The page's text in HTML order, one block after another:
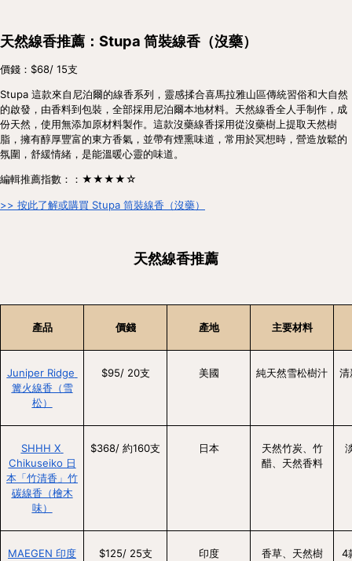
天然線香推薦：Stupa 筒裝線香（沒藥）
價錢：$68/ 15支
Stupa 這款來自尼泊爾的線香系列，靈感揉合喜馬拉雅山區傳統習俗和大自然
的啟發，由香料到包裝，全部採用尼泊爾本地材料。天然線香全人手制作，成
份天然，使用無添加原材料製作。這款沒藥線香採用從沒藥樹上提取天然樹
脂，擁有醇厚豐富的東方香氣，並帶有煙熏味道，常用於冥想時，營造放鬆的
氛圍，舒緩情緒，是能溫暖心靈的味道。
編輯推薦指數：：★★★★☆
>> 按此了解或購買 Stupa 筒裝線香（沒藥）
天然線香推薦
產品 價錢 產地 主要材料
Juniper Ridge
篝火線香（雪
松）
$95/ 20支 美國 純天然雪松樹汁 清
SHHH X
Chikuseiko 日
本「竹清香」竹
碳線香（檜木
味）
$368/ 約160支 日本
天然竹炭、竹
醋、天然香料
MAEGEN 印度
$125/ 25支 印度
香草、天然樹
4